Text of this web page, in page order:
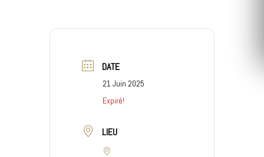
DATE
21 Juin 2025
Expiré!
LIEU